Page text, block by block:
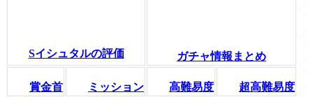
Sイシュタルの評価 ガチャ情報まとめ
賞金首 ミッション 高難易度
超高難易度